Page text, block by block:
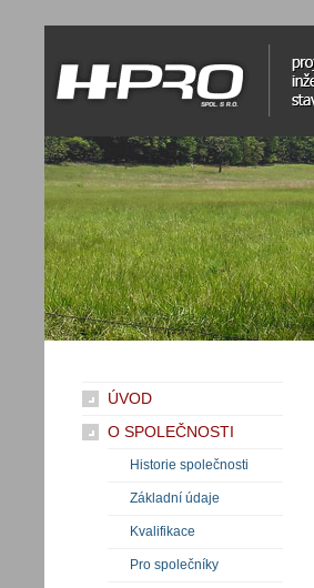
H-Pro spol. s r.o.
projektování inženýrských staveb
ÚVOD
O SPOLEČNOSTI
Historie společnosti
Základní údaje
Kvalifikace
Pro společníky